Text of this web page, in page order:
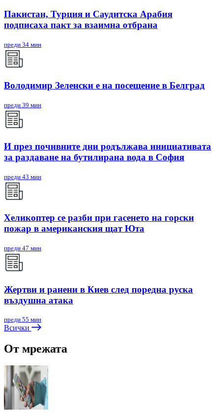
Пакистан, Турция и Саудитска Арабия
подписаха пакт за взаимна отбрана
преди 34 мин
Володимир Зеленски е на посещение в Белград
преди 39 мин
И през почивните дни родължава инициативата
за раздаване на бутилирана вода в София
преди 43 мин
Хеликоптер се разби при гасенето на горски
пожар в американския щат Юта
преди 47 мин
Жертви и ранени в Киев след поредна руска
въздушна атака
преди 55 мин
Всички
От мрежата